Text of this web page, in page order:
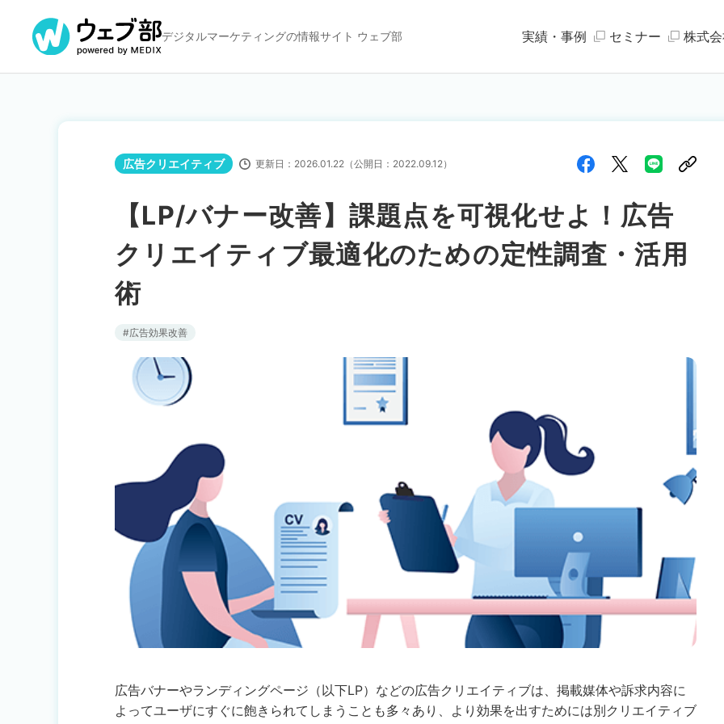
デジタルマーケティングの情報サイト ウェブ部 実績・事例 セミナー 株式
【LP/バナー改善】課題点を可視化せよ！広告
クリエイティブ最適化のための定性調査・活用
術
広告クリエイティブ 更新日： 2026.01.22 （公開日： 2022.09.12）
広告効果改善
広告バナーやランディングページ（以下LP）などの広告クリエイティブは、掲載媒体や訴求内容に
よってユーザにすぐに飽きられてしまうことも多々あり、より効果を出すためには別クリエイティブ